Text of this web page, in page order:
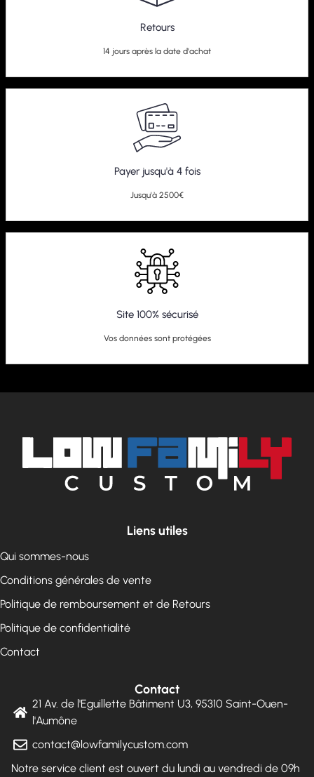
Retours
14 jours après la date d'achat
Payer jusqu'à 4 fois
Jusqu'à 2500€
Site 100% sécurisé
Vos données sont protégées
Liens utiles
Qui sommes-nous
Conditions générales de vente
Politique de remboursement et de Retours
Politique de confidentialité
Contact
Contact
21 Av. de l'Eguillette Bâtiment U3, 95310 Saint-Ouen-
l'Aumône
contact@lowfamilycustom.com
Notre service client est ouvert du lundi au vendredi de 09h